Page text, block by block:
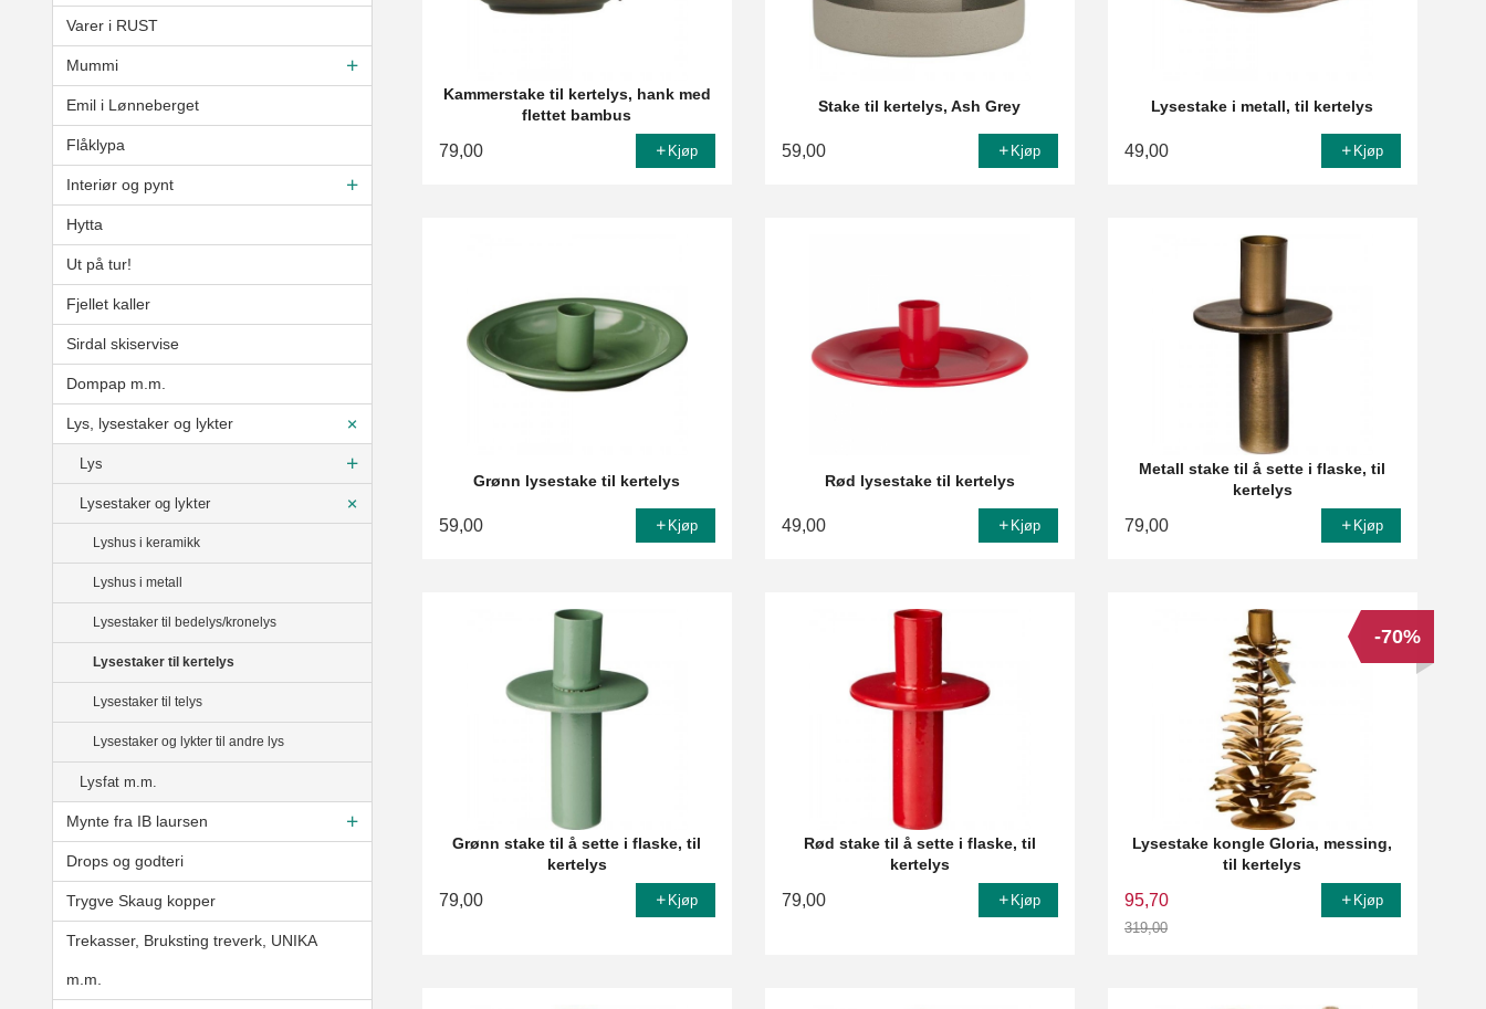
Varer i RUST
Mummi
Emil i Lønneberget
Flåklypa
Interiør og pynt
Hytta
Ut på tur!
Fjellet kaller
Sirdal skiservise
Dompap m.m.
Lys, lysestaker og lykter
Lys
Lysestaker og lykter
Lyshus i keramikk
Lyshus i metall
Lysestaker til bedelys/kronelys
Lysestaker til kertelys
Lysestaker til telys
Lysestaker og lykter til andre lys
Lysfat m.m.
Mynte fra IB laursen
Drops og godteri
Trygve Skaug kopper
Trekasser, Bruksting treverk, UNIKA
m.m.
Kammerstake til kertelys, hank med
flettet bambus
79,00 Kjøp
Stake til kertelys, Ash Grey
59,00 Kjøp
Lysestake i metall, til kertelys
49,00 Kjøp
Grønn lysestake til kertelys
59,00 Kjøp
Rød lysestake til kertelys
49,00 Kjøp
Metall stake til å sette i flaske, til
kertelys
79,00 Kjøp
Grønn stake til å sette i flaske, til
kertelys
79,00 Kjøp
Rød stake til å sette i flaske, til
kertelys
79,00 Kjøp
Lysestake kongle Gloria, messing,
til kertelys
95,70
319,00
-70%
Kjøp